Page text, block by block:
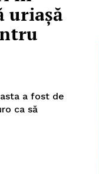
uriașă
a fost de
ca să